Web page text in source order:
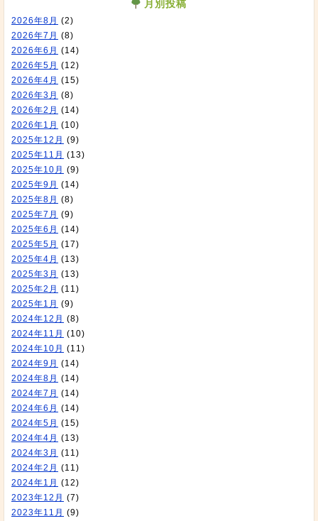
月別投稿
2026年8月 (2)
2026年7月 (8)
2026年6月 (14)
2026年5月 (12)
2026年4月 (15)
2026年3月 (8)
2026年2月 (14)
2026年1月 (10)
2025年12月 (9)
2025年11月 (13)
2025年10月 (9)
2025年9月 (14)
2025年8月 (8)
2025年7月 (9)
2025年6月 (14)
2025年5月 (17)
2025年4月 (13)
2025年3月 (13)
2025年2月 (11)
2025年1月 (9)
2024年12月 (8)
2024年11月 (10)
2024年10月 (11)
2024年9月 (14)
2024年8月 (14)
2024年7月 (14)
2024年6月 (14)
2024年5月 (15)
2024年4月 (13)
2024年3月 (11)
2024年2月 (11)
2024年1月 (12)
2023年12月 (7)
2023年11月 (9)